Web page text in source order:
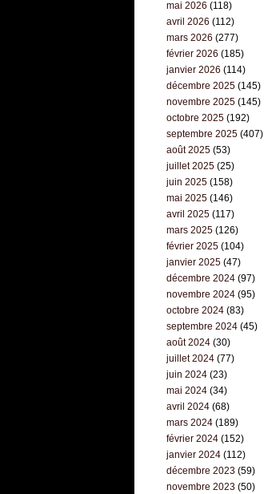
mai 2026 (118)
avril 2026 (112)
mars 2026 (277)
février 2026 (185)
janvier 2026 (114)
décembre 2025(145)
novembre 2025(145)
octobre 2025(192)
septembre 2025(407)
août 2025(53)
juillet 2025(25)
juin 2025(158)
mai 2025(146)
avril 2025(117)
mars 2025(126)
février 2025(104)
janvier 2025(47)
décembre 2024(97)
novembre 2024(95)
octobre 2024(83)
septembre 2024(45)
août 2024(30)
juillet 2024(77)
juin 2024(23)
mai 2024(34)
avril 2024(68)
mars 2024(189)
février 2024(152)
janvier 2024(112)
décembre 2023(59)
novembre 2023(50)